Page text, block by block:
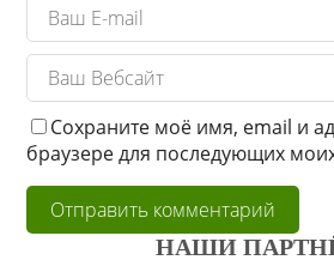
Сохраните моё имя, email и
браузере для последующих
НАШИ